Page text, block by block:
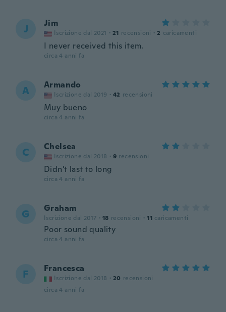
J Jim
Iscrizione dal 2021 · 21 recensioni · 2 caricamenti
I never received this item.
circa 4 anni fa
A Armando
Iscrizione dal 2019 · 42 recensioni
Muy bueno
circa 4 anni fa
C Chelsea
Iscrizione dal 2018 · 9 recensioni
Didn't last to long
circa 4 anni fa
G Graham
Iscrizione dal 2017 · 18 recensioni · 11 caricamenti
Poor sound quality
circa 4 anni fa
F Francesca
Iscrizione dal 2018 · 20 recensioni
circa 4 anni fa